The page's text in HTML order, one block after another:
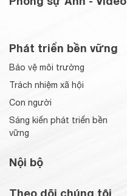
Phát triển bền vững
Bảo vệ môi trường
Trách nhiệm xã hội
Con người
Sáng kiến phát triển bền
vững
Nội bộ
Theo dõi chúng tôi